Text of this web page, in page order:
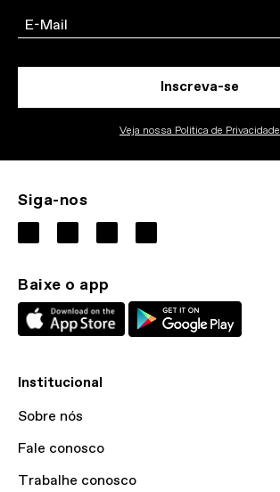
Email
Inscreva-se
Veja nossa Politica de Privacidade
Siga-nos
Baixe o app
Institucional
Sobre nós
Fale conosco
Trabalhe conosco